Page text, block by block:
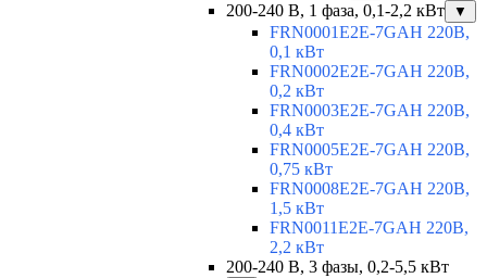
200-240 В, 1 фаза, 0,1-2,2 кВт ▼
FRN0001E2E-7GAH 220В,
0,1 кВт
FRN0002E2E-7GAH 220В,
0,2 кВт
FRN0003E2E-7GAH 220В,
0,4 кВт
FRN0005E2E-7GAH 220В,
0,75 кВт
FRN0008E2E-7GAH 220В,
1,5 кВт
FRN0011E2E-7GAH 220В,
2,2 кВт
200-240 В, 3 фазы, 0,2-5,5 кВт